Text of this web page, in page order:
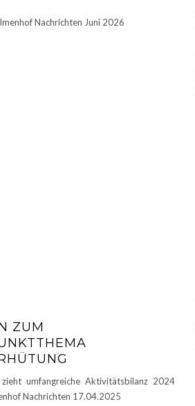
Nachrichten Juni 2026
ZUM
umfangreiche Aktivitätsbilanz 2024
Nachrichten 17.04.2025